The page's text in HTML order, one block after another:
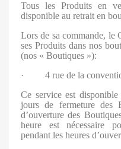
Tous les Produits en
disponible au retrait en
Lors de sa commande, le
ses Produits dans nos
(nos « Boutiques »):
· 4 rue de la
Ce service est
jours de fermeture des
d’ouverture des
heure est nécessaire
pendant les heures